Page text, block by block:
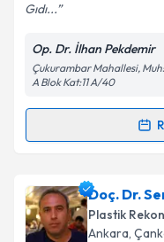
Kişisel
Metni'ni
kapsamda
Gıdı...
Op. Dr. İlhan Pekdemir
Çukurambar Mahallesi,
A Blok Kat:11 A/40
Randevu
Op. Dr. İlhan
oluşturun. Size bu
takvim
Doç. Dr.
Plastik
Ankara,